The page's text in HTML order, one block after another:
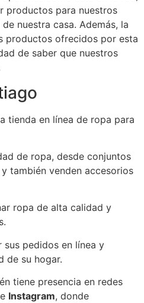
productos para nuestros
nuestra casa. Además, la
productos ofrecidos por esta
de saber que nuestros
tienda en línea de ropa para
de ropa, desde conjuntos
también venden accesorios
ropa de alta calidad y
sus pedidos en línea y
de su hogar.
tiene presencia en redes
e Instagram, donde